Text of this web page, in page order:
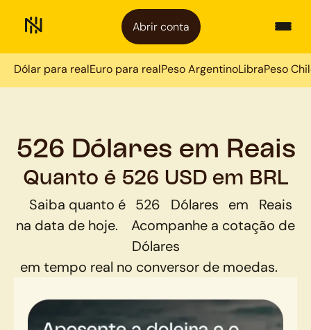
Abrir conta
Dólar para realEuro para realPeso ArgentinoLibraPeso
526 Dólares em Reais
Quanto é 526 USD em BRL
Saiba quanto é 526 Dólares em
Reais
na data de hoje.
Acompanhe a cotação de
Dólares
em tempo real no conversor de moedas.